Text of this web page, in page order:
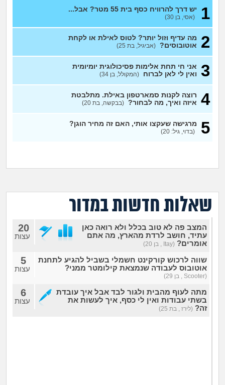
מתבגרים
מהבקו"ם... ועד מתי?!
לימודים וסטודנטים
עבודה וקריירה
מה שעובר עליי
שומרים על הגוף
חיות מחמד
יוקר המחיה
1 יש דרך להרוויח כסף בית 55 מטר? אבל...
(אסי, בן 30)
2
מה עדיף וזול יותר? לטוס לאילת או לקחת
אוטובוסים? (אביגיל, בת 25)
3 אני חי תחת אלימות פסיכולוגית יומיומית
ואין לי לאן לברוח (המקולל, בן 34)
4 רוצה לקנות סמארטפון באילת. מתלבטת
איזה ואיך, מה לבחור? (בבקשה, בת 20)
5 מרגישה שעקצו אותי, האם זה מחיר הוגן?
(בדוי, גיל: 20)
שאלות חדשות במדור
המצב פה לא טוב בכלל ולא רואה כאן
עתיד, חושב לרדת מהארץ, מה אתם
אומרים? (Itay , בן 20)
20
עצות
שווה לרכוש קורקינט חשמלי בשביל להגיע לתחנת
אוטובוס לעבודה שנמצאת קילומטר ממני?
(Scooter , בן 29)
5
עצות
מתה לעוף מהבית ולגור לבד אבל איך עובדת
בשתי עבודות ואין לי כסף, איך לעשות את
זה? (לירז , בת 25)
6
עצות